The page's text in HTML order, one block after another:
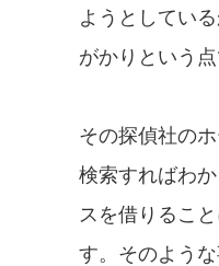
ようとしてい
がかりという
その探偵社の
検索すればわ
スを借りるこ
す。そのよう